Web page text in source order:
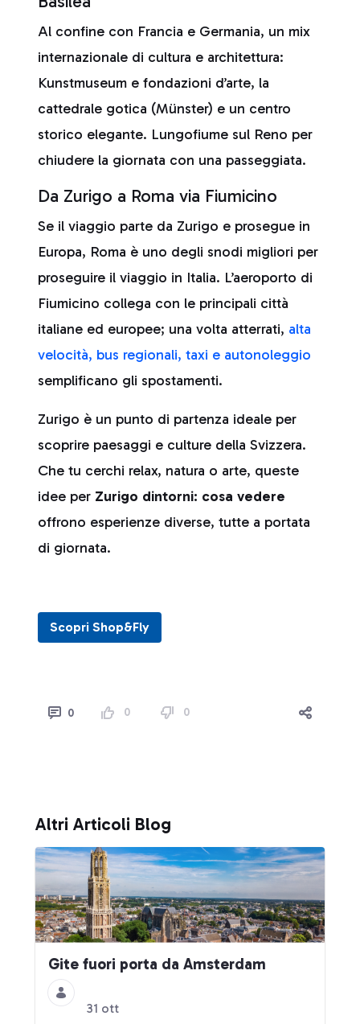
Al confine con Francia e Germania, un mix
internazionale di cultura e architettura:
Kunstmuseum e fondazioni d’arte, la
cattedrale gotica (Münster) e un centro
storico elegante. Lungofiume sul Reno per
chiudere la giornata con una passeggiata.
Da Zurigo a Roma via Fiumicino
Se il viaggio parte da Zurigo e prosegue in
Europa, Roma è uno degli snodi migliori per
proseguire il viaggio in Italia. L’aeroporto di
Fiumicino collega con le principali città
italiane ed europee; una volta atterrati, alta
velocità, bus regionali, taxi e autonoleggio
semplificano gli spostamenti.
Zurigo è un punto di partenza ideale per
scoprire paesaggi e culture della Svizzera.
Che tu cerchi relax, natura o arte, queste
idee per Zurigo dintorni: cosa vedere
offrono esperienze diverse, tutte a portata
di giornata.
Scopri Shop&Fly
0 0 0
Altri Articoli Blog
Gite fuori porta da Amsterdam
31 ott